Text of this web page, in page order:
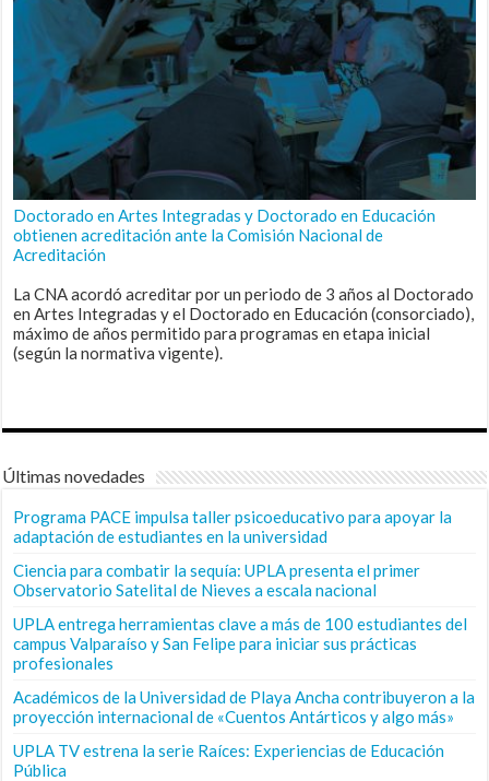
Doctorado en Artes Integradas y Doctorado en Educación
obtienen acreditación ante la Comisión Nacional de
Acreditación
La CNA acordó acreditar por un periodo de 3 años al Doctorado
en Artes Integradas y el Doctorado en Educación (consorciado),
máximo de años permitido para programas en etapa inicial
(según la normativa vigente).
Últimas novedades
Programa PACE impulsa taller psicoeducativo para apoyar la
adaptación de estudiantes en la universidad
Ciencia para combatir la sequía: UPLA presenta el primer
Observatorio Satelital de Nieves a escala nacional
UPLA entrega herramientas clave a más de 100 estudiantes del
campus Valparaíso y San Felipe para iniciar sus prácticas
profesionales
Académicos de la Universidad de Playa Ancha contribuyeron a la
proyección internacional de «Cuentos Antárticos y algo más»
UPLA TV estrena la serie Raíces: Experiencias de Educación
Pública